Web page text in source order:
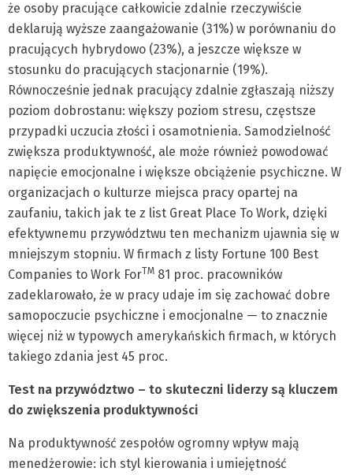
że osoby pracujące całkowicie zdalnie rzeczywiście
deklarują wyższe zaangażowanie (31%) w porównaniu do
pracujących hybrydowo (23%), a jeszcze większe w
stosunku do pracujących stacjonarnie (19%).
Równocześnie jednak pracujący zdalnie zgłaszają niższy
poziom dobrostanu: większy poziom stresu, częstsze
przypadki uczucia złości i osamotnienia. Samodzielność
zwiększa produktywność, ale może również powodować
napięcie emocjonalne i większe obciążenie psychiczne. W
organizacjach o kulturze miejsca pracy opartej na
zaufaniu, takich jak te z list Great Place To Work, dzięki
efektywnemu przywództwu ten mechanizm ujawnia się w
mniejszym stopniu. W firmach z listy Fortune 100 Best
Companies to Work ForTM 81 proc. pracowników
zadeklarowało, że w pracy udaje im się zachować dobre
samopoczucie psychiczne i emocjonalne — to znacznie
więcej niż w typowych amerykańskich firmach, w których
takiego zdania jest 45 proc.
Test na przywództwo – to skuteczni liderzy są kluczem
do zwiększenia produktywności
Na produktywność zespołów ogromny wpływ mają
menedżerowie: ich styl kierowania i umiejętność